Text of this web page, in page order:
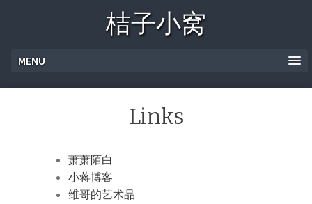
桔子小窝
MENU
Links
萧萧陌白
小蒋博客
维哥的艺术品